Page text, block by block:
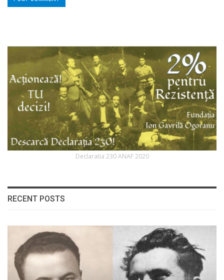
Declaratia 230 ANAF 2020
RECENT POSTS